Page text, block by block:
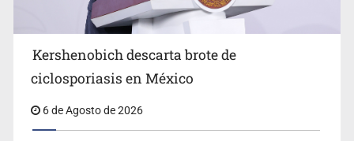
Kershenobich descarta brote de
ciclosporiasis en México
6 de Agosto de 2026